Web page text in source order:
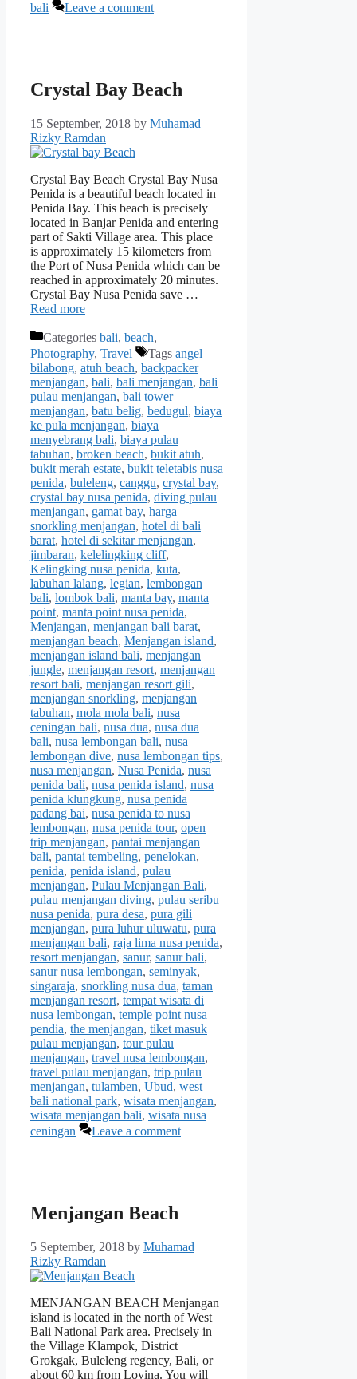
bali
Leave a comment
Crystal Bay Beach
15 September, 2018 by Muhamad
Rizky Ramdan
Crystal Bay Beach Crystal Bay Nusa
Penida is a beautiful beach located in
Penida Bay. This beach is precisely
located in Banjar Penida and entering
part of Sakti Village area. This place
is approximately 15 kilometers from
the Port of Nusa Penida which can be
reached in approximately 20 minutes.
Crystal Bay Nusa Penida save …
Read more
Categories bali, beach,
Photography, Travel Tags angel
bilabong, atuh beach, backpacker
menjangan, bali, bali menjangan, bali
pulau menjangan, bali tower
menjangan, batu belig, bedugul, biaya
ke pula menjangan, biaya
menyebrang bali, biaya pulau
tabuhan, broken beach, bukit atuh,
bukit merah estate, bukit teletabis nusa
penida, buleleng, canggu, crystal bay,
crystal bay nusa penida, diving pulau
menjangan, gamat bay, harga
snorkling menjangan, hotel di bali
barat, hotel di sekitar menjangan,
jimbaran, kelelingking cliff,
Kelingking nusa penida, kuta,
labuhan lalang, legian, lembongan
bali, lombok bali, manta bay, manta
point, manta point nusa penida,
Menjangan, menjangan bali barat,
menjangan beach, Menjangan island,
menjangan island bali, menjangan
jungle, menjangan resort, menjangan
resort bali, menjangan resort gili,
menjangan snorkling, menjangan
tabuhan, mola mola bali, nusa
ceningan bali, nusa dua, nusa dua
bali, nusa lembongan bali, nusa
lembongan dive, nusa lembongan tips,
nusa menjangan, Nusa Penida, nusa
penida bali, nusa penida island, nusa
penida klungkung, nusa penida
padang bai, nusa penida to nusa
lembongan, nusa penida tour, open
trip menjangan, pantai menjangan
bali, pantai tembeling, penelokan,
penida, penida island, pulau
menjangan, Pulau Menjangan Bali,
pulau menjangan diving, pulau seribu
nusa penida, pura desa, pura gili
menjangan, pura luhur uluwatu, pura
menjangan bali, raja lima nusa penida,
resort menjangan, sanur, sanur bali,
sanur nusa lembongan, seminyak,
singaraja, snorkling nusa dua, taman
menjangan resort, tempat wisata di
nusa lembongan, temple point nusa
pendia, the menjangan, tiket masuk
pulau menjangan, tour pulau
menjangan, travel nusa lembongan,
travel pulau menjangan, trip pulau
menjangan, tulamben, Ubud, west
bali national park, wisata menjangan,
wisata menjangan bali, wisata nusa
ceningan
Leave a comment
Menjangan Beach
5 September, 2018 by Muhamad
Rizky Ramdan
MENJANGAN BEACH Menjangan
island is located in the north of West
Bali National Park area. Precisely in
the Village Klampok, District
Grokgak, Buleleng regency, Bali, or
about 60 km from Lovina. You will